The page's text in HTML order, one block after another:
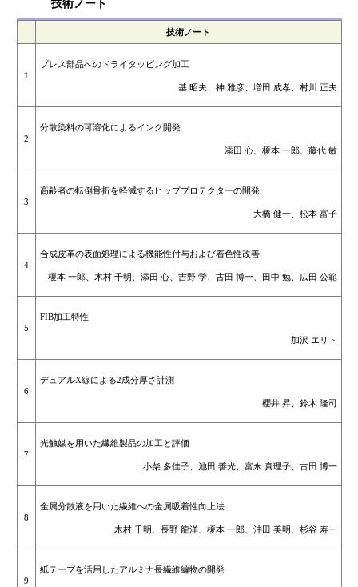
技術ノート
技術ノート
1
プレス部品へのドライタッピング加工
基 昭夫、神 雅彦、増田 成孝、村川 正夫
2
分散染料の可溶化によるインク開発
添田 心、榎本 一郎、藤代 敏
3
高齢者の転倒骨折を軽減するヒッププロテクターの開発
大橋 健一、松本 富子
4
合成皮革の表面処理による機能性付与および着色性改善
榎本 一郎、木村 千明、添田 心、吉野 学、古田 博一、田中 勉、広田 公範
5
FIB加工特性
加沢 エリト
6
デュアルX線による2成分厚さ計測
櫻井 昇、鈴木 隆司
7
光触媒を用いた繊維製品の加工と評価
小柴 多佳子、池田 善光、富永 真理子、古田 博一
8
金属分散液を用いた繊維への金属吸着性向上法
木村 千明、長野 龍洋、榎本 一郎、沖田 美明、杉谷 寿一
9
紙テープを活用したアルミナ長繊維編物の開発